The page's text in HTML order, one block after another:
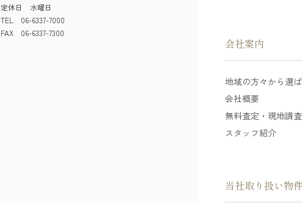
定休日 水曜日
TEL 06-6337-7000
FAX 06-6337-7300
会社案内
地域の方々から選
会社概要
無料査定・現地調
スタッフ紹介
当社取り扱い物